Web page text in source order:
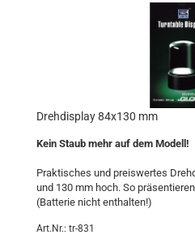
Drehdisplay 84x130 mm
Kein Staub mehr auf dem Modell!
Praktisches und preiswertes
und 130 mm hoch. So
(Batterie nicht enthalten!)
Art.Nr.: tr-831